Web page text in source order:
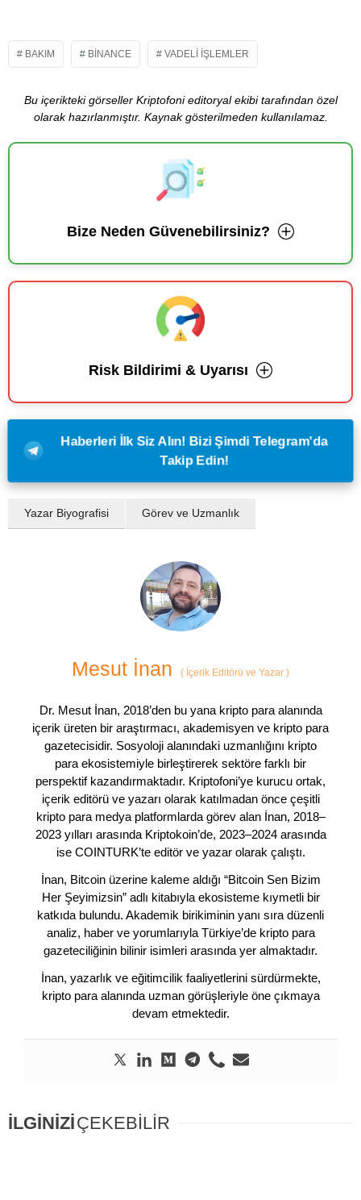
BAKIM BINANCE VADELI İŞLEMLER
Bu içerikteki görseller Kriptofoni editoryal ekibi tarafından özel
olarak hazırlanmıştır. Kaynak gösterilmeden kullanılamaz.
Bize Neden Güvenebilirsiniz?
Risk Bildirimi & Uyarısı
Haberleri İlk Siz Alın! Bizi Şimdi Telegram'da
Takip Edin!
Yazar Biyografisi Görev ve Uzmanlık
Mesut İnan ( İçerik Editörü ve Yazar )
Dr. Mesut İnan, 2018’den bu yana kripto para alanında
içerik üreten bir araştırmacı, akademisyen ve kripto para
gazetecisidir. Sosyoloji alanındaki uzmanlığını kripto
para ekosistemiyle birleştirerek sektöre farklı bir
perspektif kazandırmaktadır. Kriptofoni’ye kurucu ortak,
içerik editörü ve yazarı olarak katılmadan önce çeşitli
kripto para medya platformlarda görev alan İnan, 2018–
2023 yılları arasında Kriptokoin’de, 2023–2024 arasında
ise COINTURK’te editör ve yazar olarak çalıştı.
İnan, Bitcoin üzerine kaleme aldığı “Bitcoin Sen Bizim
Her Şeyimizsin” adlı kitabıyla ekosisteme kıymetli bir
katkıda bulundu. Akademik birikiminin yanı sıra düzenli
analiz, haber ve yorumlarıyla Türkiye’de kripto para
gazeteciliğinin bilinir isimleri arasında yer almaktadır.
İnan, yazarlık ve eğitimcilik faaliyetlerini sürdürmekte,
kripto para alanında uzman görüşleriyle öne çıkmaya
devam etmektedir.
İLGİNİZİÇEKEBİLİR